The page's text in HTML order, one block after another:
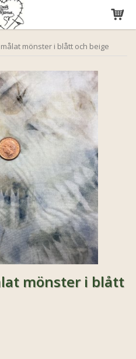
tillagd i varukorgen
mönster i blått och beige
mönster i blått